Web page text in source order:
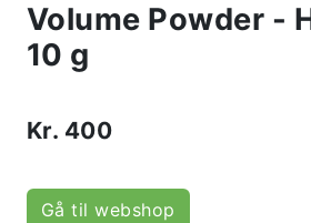
Volume Powder -
10 g
Kr. 400
Gå til webshop